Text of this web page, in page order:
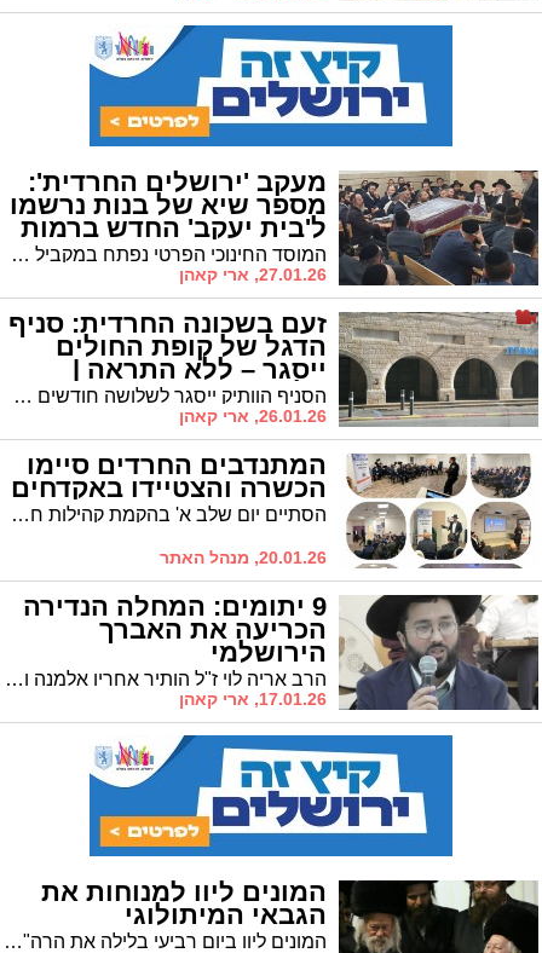
מעקב 'ירושלים החרדית':
מספר שיא של בנות נרשמו
ל'בית יעקב' החדש ברמות
המוסד החינוכי הפרטי נפתח במקביל לבית הספר של החינוך העצמאי הקיים בשכונה • היוזמה בראשותו של הרב גואלמן מעוררת עניין רב בקרב ההורים
27.01.26, ארי קאהן
זעם בשכונה החרדית: סניף
הדגל של קופת החולים
ייסגר – ללא התראה |
בלעדי הסניף הוותיק ייסגר לשלושה חודשים בשל שיפוצים • תושבים זועמים: "אף אחד לא עדכן אותנו"
26.01.26, ארי קאהן
המתנדבים החרדים סיימו
הכשרה והצטיידו באקדחים
הסתיים יום שלב א' בהקמת קהילות חמושים במרחב מוריה בירושלים. החזון: 'מצדה' בכל שכונה
20.01.26, מנהל האתר
9 יתומים: המחלה הנדירה
הכריעה את האברך
הירושלמי
הרב אריה לוי ז"ל הותיר אחריו אלמנה ותשעה יתומים • הלווייתו התקיימה ביום שישי בבוקר בשכונת נוה יעקב בירושלים
17.01.26, ארי קאהן
המונים ליוו למנוחות את
הגבאי המיתולוגי
המונים ליוו ביום רביעי בלילה את הרה"ח ר' מנחם מנדל בינקה ז"ל, הגבאי המיתולוגי של חסידות גור, שנפטר בבית החולים הדסה עין כרם בירושלים בגיל 94.